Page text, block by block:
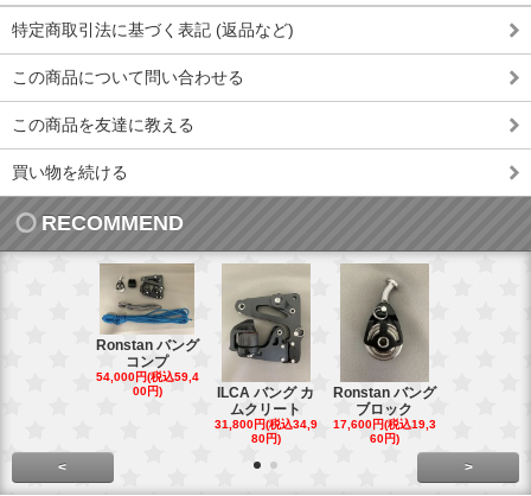
特定商取引法に基づく表記 (返品など)
この商品について問い合わせる
この商品を友達に教える
買い物を続ける
RECOMMEND
Ronstan バング
コンプ
54,000円(税込59,4
00円)
ILCA バング カ
ムクリート
31,800円(税込34,9
80円)
Ronstan バング
ブロック
17,600円(税込19,3
60円)
< >